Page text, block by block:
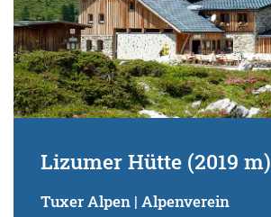
Lizumer Hütte (2019 m)
Tuxer Alpen | Alpenverein